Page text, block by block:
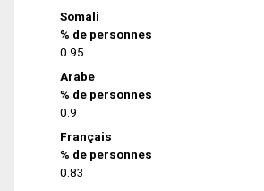
Somali
% de personnes
0.95
Arabe
% de personnes
0.9
Français
% de personnes
0.83